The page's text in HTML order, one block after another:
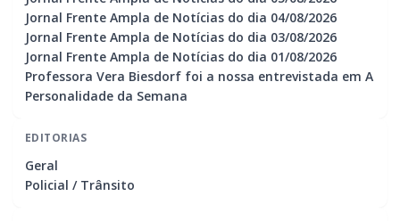
Jornal Frente Ampla de Notícias do dia 04/08/2026
Jornal Frente Ampla de Notícias do dia 03/08/2026
Jornal Frente Ampla de Notícias do dia 01/08/2026
Professora Vera Biesdorf foi a nossa entrevistada em A
Personalidade da Semana
EDITORIAS
Geral
Policial / Trânsito